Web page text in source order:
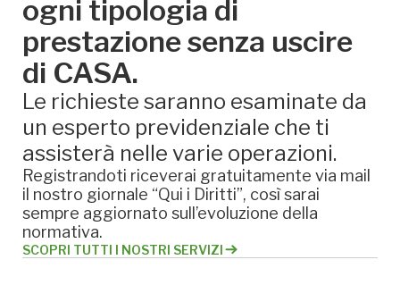
ogni tipologia di
prestazione senza uscire
di CASA.
Le richieste saranno esaminate da
un esperto previdenziale che ti
assisterà nelle varie operazioni.
Registrandoti riceverai gratuitamente via mail
il nostro giornale “Qui i Diritti”, così sarai
sempre aggiornato sull’evoluzione della
normativa.
SCOPRI TUTTI I NOSTRI SERVIZI